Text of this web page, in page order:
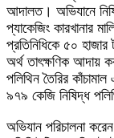
আদালত। অভিযানে
প্যাকেজিং কারখানার
প্রতিনিধিকে ৫০
অর্থ তাৎক্ষণিক আদায়
পলিথিন তৈরির
৯৭৯ কেজি নিষিদ্ধ
অভিযান পরিচালনা